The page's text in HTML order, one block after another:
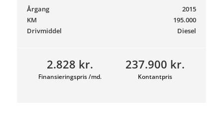
2.828 kr.
Finansieringspris /md.
237.900 kr.
Kontantpris
2015
Årgang
195.000
KM
Diesel
Drivmiddel